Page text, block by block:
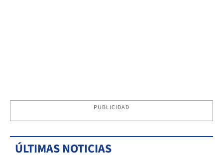
PUBLICIDAD
ÚLTIMAS NOTICIAS